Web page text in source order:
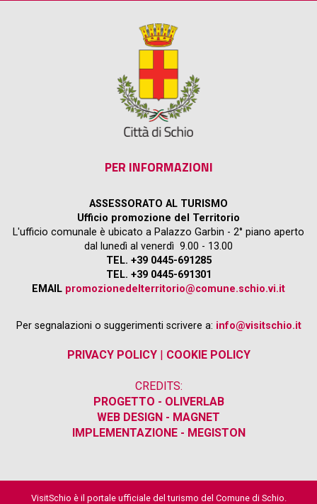
PER INFORMAZIONI
ASSESSORATO AL TURISMO
Ufficio promozione del Territorio
L'ufficio comunale è ubicato a Palazzo Garbin - 2° piano aperto
dal lunedì al venerdì 9.00 - 13.00
TEL. +39 0445-691285
TEL. +39 0445-691301
EMAIL promozionedelterritorio@comune.schio.vi.it
Per segnalazioni o suggerimenti scrivere a: info@visitschio.it
PRIVACY POLICY| COOKIE POLICY
CREDITS:
PROGETTO - OLIVERLAB
WEB DESIGN - MAGNET
IMPLEMENTAZIONE - MEGISTON
VisitSchio è il portale ufficiale del turismo del Comune di Schio.